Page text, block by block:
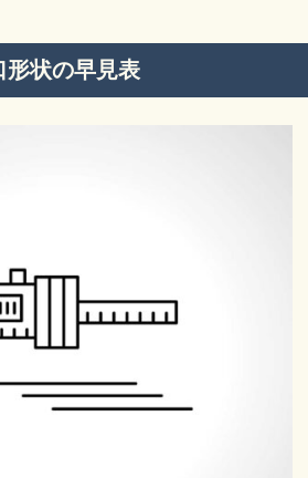
形状の早見表